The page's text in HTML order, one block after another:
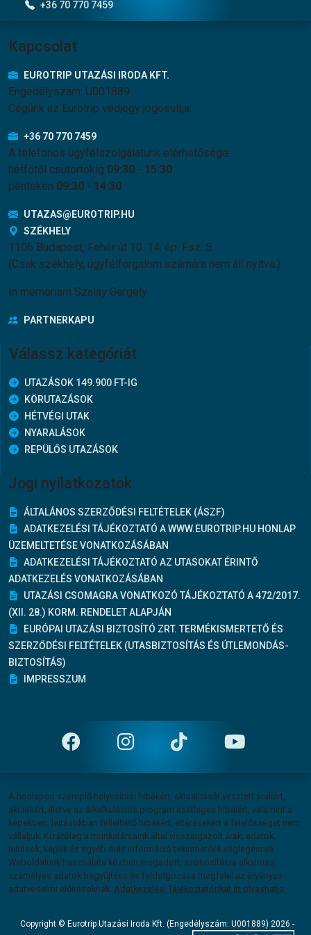
+36 70 770 7459
Kapcsolat
EUROTRIP UTAZÁSI IRODA KFT.
Engedélyszám: U001889
Cégünk az Eurotrip védjegy jogosultja.
+36 70 770 7459
A telefonos ügyfélszolgálatunk elérhetősége:
hétfőtől csütörtökig 09:30 - 15:30
pénteken 09:30 - 14:30
UTAZAS@EUROTRIP.HU
SZÉKHELY
1106 Budapest, Fehér út 10. 14. ép. Fsz. 5.
(Csak székhely, ügyfélforgalom számára nem áll nyitva.)
In memoriam Szalay Gergely
PARTNERKAPU
Válassz kategóriát
UTAZÁSOK 149.900 FT-IG
KÖRUTAZÁSOK
HÉTVÉGI UTAK
NYARALÁSOK
REPÜLŐS UTAZÁSOK
Jogi nyilatkozatok
ÁLTALÁNOS SZERZŐDÉSI FELTÉTELEK (ÁSZF)
ADATKEZELÉSI TÁJÉKOZTATÓ A WWW.EUROTRIP.HU HONLAP
ÜZEMELTETÉSE VONATKOZÁSÁBAN
ADATKEZELÉSI TÁJÉKOZTATÓ AZ UTASOKAT ÉRINTŐ
ADATKEZELÉS VONATKOZÁSÁBAN
UTAZÁSI CSOMAGRA VONATKOZÓ TÁJÉKOZTATÓ A 472/2017.
(XII. 28.) KORM. RENDELET ALAPJÁN
EURÓPAI UTAZÁSI BIZTOSÍTÓ ZRT. TERMÉKISMERTETŐ ÉS
SZERZŐDÉSI FELTÉTELEK (UTASBIZTOSÍTÁS ÉS ÚTLEMONDÁS-
BIZTOSÍTÁS)
IMPRESSZUM
Felelősség vállalás
A honlapon szereplő helyesírási hibákért, aktualitását vesztett árakért,
akciókért, illetve az árkalkulációs program esetleges hibáiért, valamint a
képekben, leírásokban fellelhető hibákért, eltérésekért a felelősséget nem
vállaljuk. Kizárólag a munkatársaink által visszaigazolt árak, adatok,
leírások, képek és egyéb más információ tekinthetőek véglegesnek.
Weboldalunk használata közben megadott, azonosításra alkalmas,
személyes adatok begyűjtése és feldolgozása megfelel az érvényes
adatvédelmi előírásoknak. Adatkezelési Tájékoztatónkat itt olvashatja.
Copyright
Copyright © Eurotrip Utazási Iroda Kft. (Engedélyszám: U001889) 2026 -